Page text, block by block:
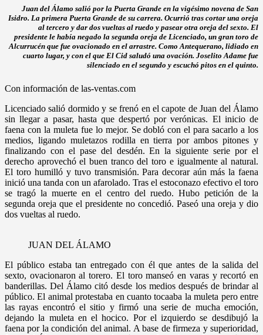
Juan del Álamo salió por la Puerta Grande en la vigésimo novena de San
Isidro. La primera Puerta Grande de su carrera. Ocurrió tras cortar una oreja
al tercero y dar dos vueltas al ruedo y pasear otra oreja del sexto. El
presidente le había negado la segunda oreja de Licenciado, un gran toro de
Alcurrucén que fue ovacionado en el arrastre. Como Antequerano, lidiado en
cuarto lugar, y con el que El Cid saludó una ovación. Joselito Adame fue
silenciado en el segundo y escuchó pitos en el quinto.
Con información de las-ventas.com
Licenciado salió dormido y se frenó en el capote de Juan del Álamo
sin llegar a pasar, hasta que despertó por verónicas. El inicio de
faena con la muleta fue lo mejor. Se dobló con el para sacarlo a los
medios, ligando muletazos rodilla en tierra por ambos pitones y
finalizando con el pase del desdén. En la siguiente serie por el
derecho aprovechó el buen tranco del toro e igualmente al natural.
El toro humilló y tuvo transmisión. Para decorar aún más la faena
inició una tanda con un afarolado. Tras el estoconazo efectivo el toro
se tragó la muerte en el centro del ruedo. Hubo petición de la
segunda oreja que el presidente no concedió. Paseó una oreja y dio
dos vueltas al ruedo.
JUAN DEL ÁLAMO
El público estaba tan entregado con él que antes de la salida del
sexto, ovacionaron al torero. El toro manseó en varas y recortó en
banderillas. Del Álamo citó desde los medios después de brindar al
público. El animal protestaba en cuanto tocaaba la muleta pero entre
las rayas encontró el sitio y firmó una serie de mucha emoción,
dejando la muleta en el hocico. Por el izquierdo se desdibujó la
faena por la condición del animal. A base de firmeza y superioridad,